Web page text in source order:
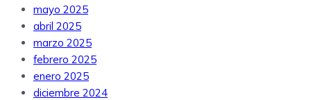
mayo 2025
abril 2025
marzo 2025
febrero 2025
enero 2025
diciembre 2024